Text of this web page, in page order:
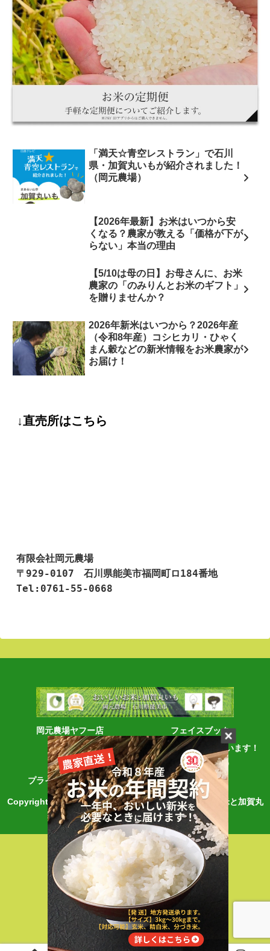
「満天☆青空レストラン」で石川
県・加賀丸いもが紹介されました！
（岡元農場）
【2026年最新】お米はいつから安
くなる？農家が教える「価格が下が
らない」本当の理由
【5/10は母の日】お母さんに、お米
農家の「のみりんとお米のギフト」
を贈りませんか？
2026年新米はいつから？2026年産
（令和8年産）コシヒカリ・ひゃく
まん穀などの新米情報をお米農家が
お届け！
↓直売所はこちら
有限会社岡元農場
〒929-0107　石川県能美市福岡町ロ184番地
Tel:0761-55-0668
岡元農場ヤフー店
フェイスブック
アクセス
農業視察を受け入れています！
（石川県能美市）
プライバシーポリシー
お問合せ
Copyright © 2002-2026 石川県の農家直販・おいしいお米と加賀丸
いもなら岡元農場 All Rights Reserved.